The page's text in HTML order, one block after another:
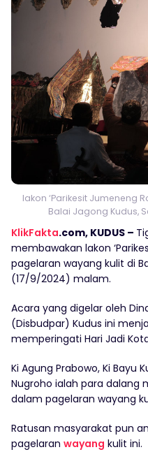
lakon ‘Parikesit Jumeneng
Balai Jagong Kudus,
KlikFakta.com, KUDUS –
membawakan lakon
pagelaran wayang kulit di
(17/9/2024) malam.
Acara yang digelar oleh
(Disbudpar) Kudus ini
memperingati Hari Jadi
Ki Agung Prabowo, Ki Bayu
Nugroho ialah para dalang
dalam pagelaran wayang
Ratusan masyarakat pun
pagelaran wayang kulit ini.